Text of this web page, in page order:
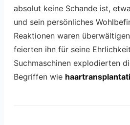
absolut keine Schande ist,
und sein persönliches
Reaktionen waren
feierten ihn für seine
Suchmaschinen explodierten
Begriffen wie